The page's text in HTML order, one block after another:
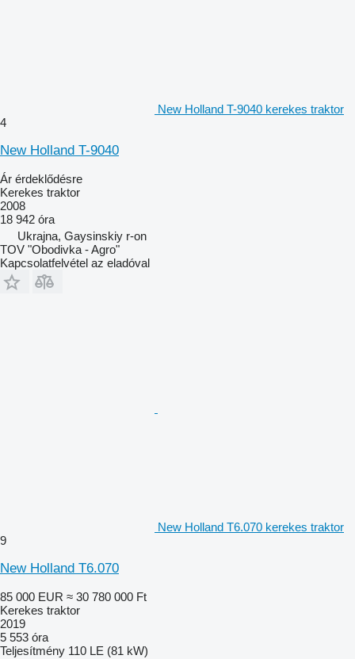
New Holland T-9040 kerekes traktor
4
New Holland T-9040
Ár érdeklődésre
Kerekes traktor
2008
18 942 óra
Ukrajna, Gaysinskiy r-on
TOV "Obodivka - Agro"
Kapcsolatfelvétel az eladóval
New Holland T6.070 kerekes traktor
9
New Holland T6.070
85 000 EUR ≈ 30 780 000 Ft
Kerekes traktor
2019
5 553 óra
Teljesítmény 110 LE (81 kW)